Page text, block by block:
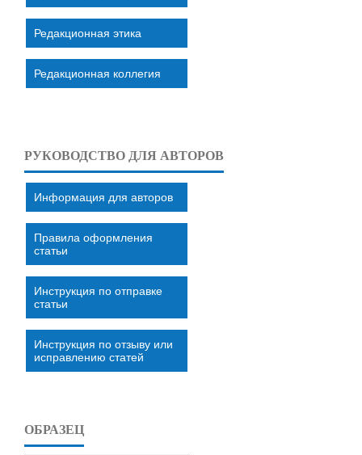
Редакционная этика
Редакционная коллегия
РУКОВОДСТВО ДЛЯ АВТОРОВ
Информация для авторов
Правила оформления
статьи
Инструкция по отправке
статьи
Инструкция по отзыву или
исправлению статей
ОБРАЗЕЦ